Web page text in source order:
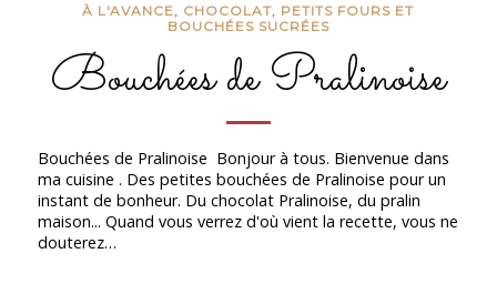
À L'AVANCE, CHOCOLAT, PETITS FOURS ET
BOUCHÉES SUCRÉES
Bouchées de Pralinoise
Bouchées de Pralinoise Bonjour à tous. Bienvenue dans
ma cuisine . Des petites bouchées de Pralinoise pour un
instant de bonheur. Du chocolat Pralinoise, du pralin
maison... Quand vous verrez d'où vient la recette, vous ne
douterez…